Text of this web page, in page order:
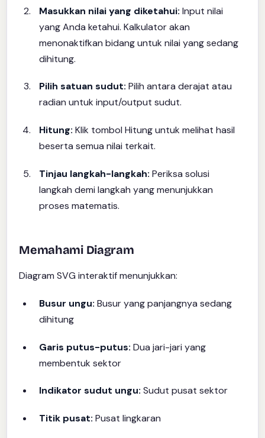
Masukkan nilai yang diketahui: Input nilai
yang Anda ketahui. Kalkulator akan
menonaktifkan bidang untuk nilai yang sedang
dihitung.
Pilih satuan sudut: Pilih antara derajat atau
radian untuk input/output sudut.
Hitung: Klik tombol Hitung untuk melihat hasil
beserta semua nilai terkait.
Tinjau langkah-langkah: Periksa solusi
langkah demi langkah yang menunjukkan
proses matematis.
Memahami Diagram
Diagram SVG interaktif menunjukkan:
Busur ungu: Busur yang panjangnya sedang
dihitung
Garis putus-putus: Dua jari-jari yang
membentuk sektor
Indikator sudut ungu: Sudut pusat sektor
Titik pusat: Pusat lingkaran